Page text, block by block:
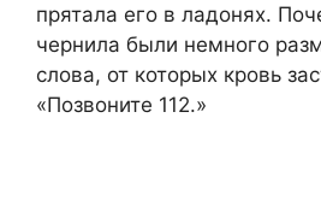
прятала его в ладонях.
чернила были немного
слова, от которых кровь
«Позвоните 112.»